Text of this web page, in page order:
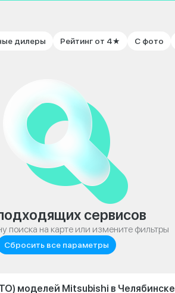
дилеры Рейтинг от 4★ С фото
сервисов
поиска на карте или измените фильтры
Сбросить все параметры
моделей Mitsubishi в Челябинске